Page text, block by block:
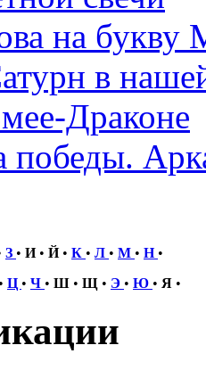
на букву
в
Драконе
победы.
З • И • Й • К • Л • М • Н •
• Ц • Ч • Ш • Щ • Э • Ю • Я •